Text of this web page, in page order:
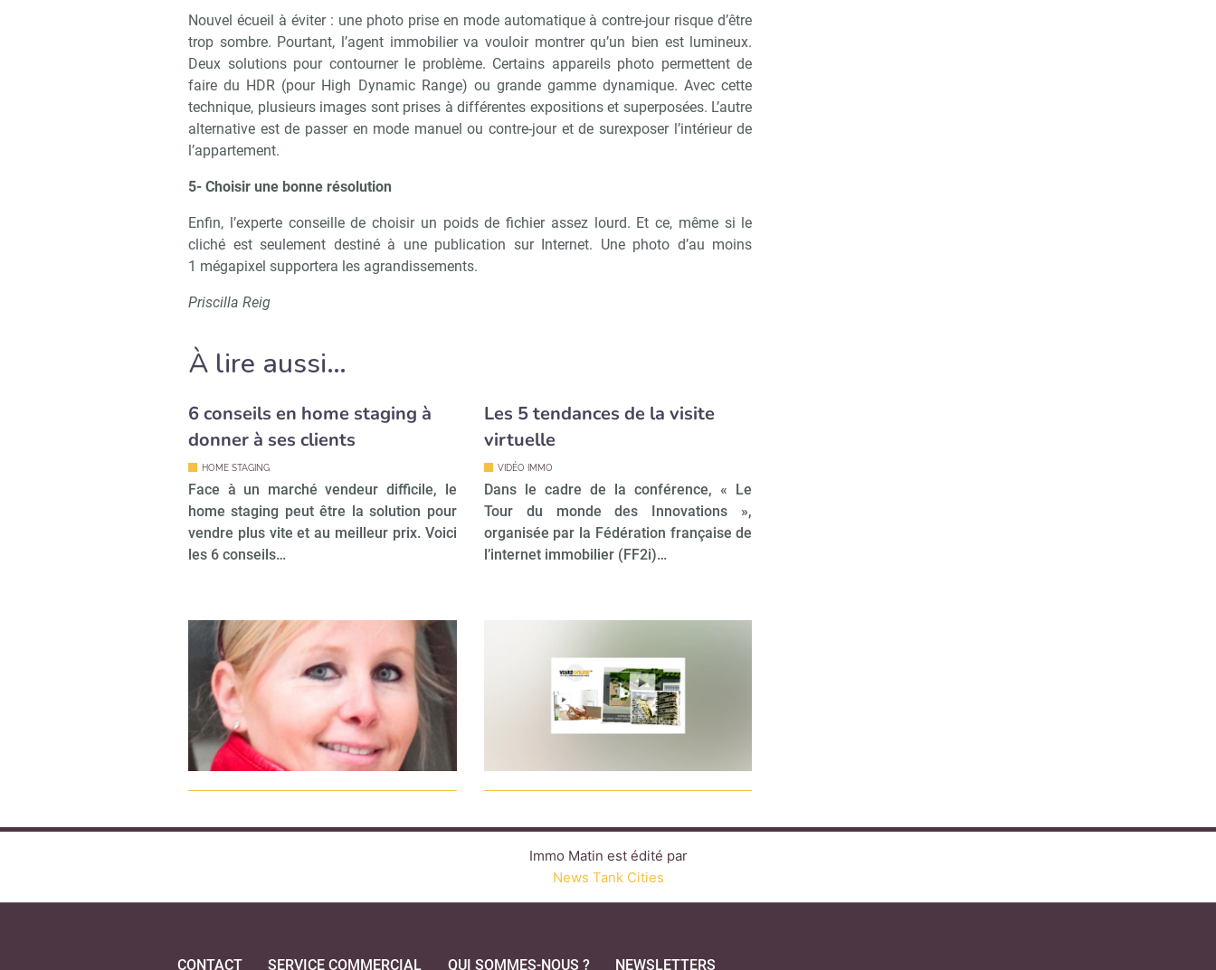
Nouvel écueil à éviter : une photo prise en mode automatique à contre-jour risque d’être
trop sombre. Pourtant, l’agent immobilier va vouloir montrer qu’un bien est lumineux.
Deux solutions pour contourner le problème. Certains appareils photo permettent de
faire du HDR (pour High Dynamic Range) ou grande gamme dynamique. Avec cette
technique, plusieurs images sont prises à différentes expositions et superposées. L’autre
alternative est de passer en mode manuel ou contre-jour et de surexposer l’intérieur de
l’appartement.
5- Choisir une bonne résolution
Enfin, l’experte conseille de choisir un poids de fichier assez lourd. Et ce, même si le
cliché est seulement destiné à une publication sur Internet. Une photo d’au moins
1 mégapixel supportera les agrandissements.
Priscilla Reig
À lire aussi…
6 conseils en home staging à
donner à ses clients
HOME STAGING
Face à un marché vendeur difficile, le
home staging peut être la solution pour
vendre plus vite et au meilleur prix. Voici
les 6 conseils…
Les 5 tendances de la visite
virtuelle
VIDÉO IMMO
Dans le cadre de la conférence, « Le
Tour du monde des Innovations »,
organisée par la Fédération française de
l’internet immobilier (FF2i)…
Immo Matin est édité par
News Tank Cities
CONTACT SERVICE COMMERCIAL QUI SOMMES-NOUS ? NEWSLETTERS